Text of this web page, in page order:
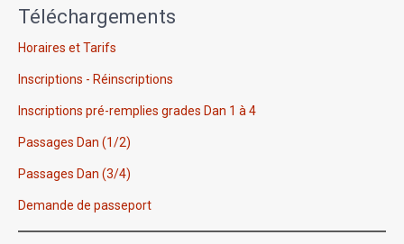
Téléchargements
Horaires et Tarifs
Inscriptions - Réinscriptions
Inscriptions pré-remplies grades Dan 1 à 4
Passages Dan (1/2)
Passages Dan (3/4)
Demande de passeport